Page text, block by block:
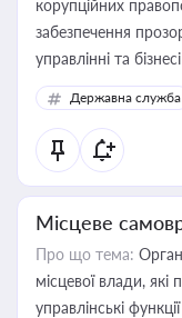
корупційних
забезпечення
управлінні та бізнесі
Державна служба
Місцеве
Про що тема:
місцевої влади,
управлінські